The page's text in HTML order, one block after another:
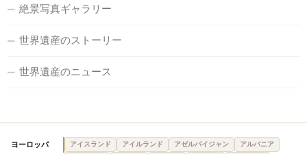
絶景写真ギャラリー
世界遺産のストーリー
世界遺産のニュース
ヨーロッパ アイスランド アイルランド アゼルバイジャン
アルバニア